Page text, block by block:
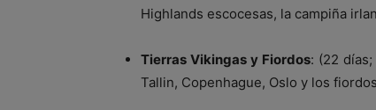
Highlands escocesas, la campiña
Tierras Vikingas y Fiordos: (22
Tallin, Copenhague, Oslo y los